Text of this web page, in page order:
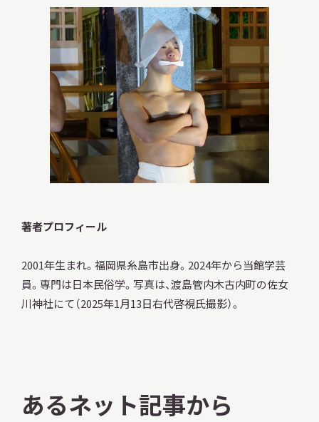
お知らせ
もっと知りたい博物館のこと！
本日開館OPEN TODAY
著者プロフィール
2001年生まれ。福岡県糸島市出身。2024年から当館学芸
員。専門は日本民俗学。写真は、渡島管内木古内町の佐女
川神社にて（2025年1月13日右代啓視氏撮影）。
あるネット記事から